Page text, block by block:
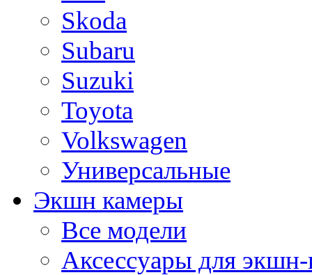
Skoda
Subaru
Suzuki
Toyota
Volkswagen
Универсальные
Экшн камеры
Все модели
Аксессуары для